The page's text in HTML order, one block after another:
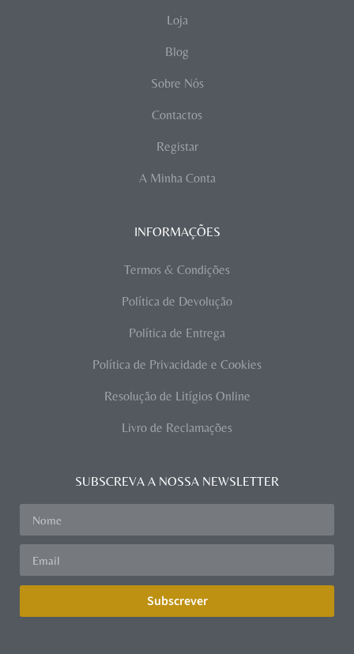
Loja
Blog
Sobre Nós
Contactos
Registar
A Minha Conta
INFORMAÇÕES
Termos & Condições
Política de Devolução
Política de Entrega
Política de Privacidade e Cookies
Resolução de Litígios Online
Livro de Reclamações
SUBSCREVA A NOSSA NEWSLETTER
Subscrever